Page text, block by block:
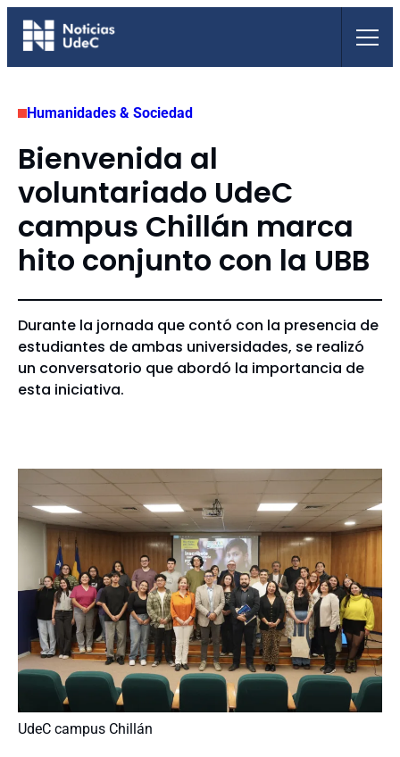
Saltar
Humanidades & Sociedad
Bienvenida al
voluntariado UdeC
campus Chillán marca
hito conjunto con la UBB
Durante la jornada que contó con la presencia de
estudiantes de ambas universidades, se realizó
un conversatorio que abordó la importancia de
esta iniciativa.
UdeC campus Chillán